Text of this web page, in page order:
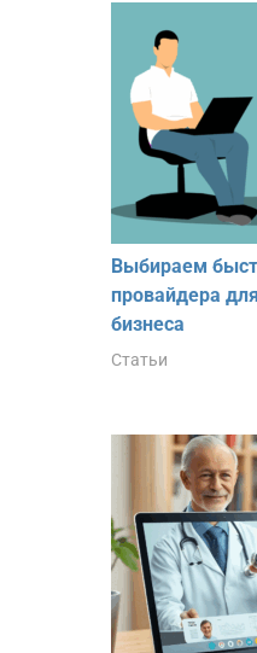
Выбираем
провайдера
бизнеса
Статьи